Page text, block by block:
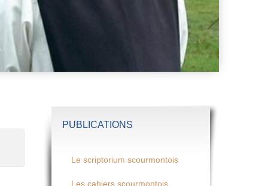
PUBLICATIONS
Le scriptorium scourmontois
Les cahiers scourmontois